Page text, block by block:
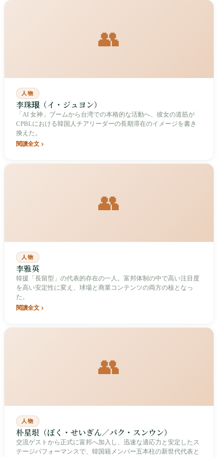
👥
人物
李珠珢（イ・ジュヨン）
「AI 女神」ブームから台湾での本格的な活動へ、彼女の道筋が
CPBLにおける韓国人チアリーダーの長期滞在のイメージを書き
換えた。
閱讀全文
👥
人物
李雅英
韓援「長留型」の代表的存在の一人。富邦体制の中で高い注目度
を高い安定性に変え、球場と商業コンテンツの両方の核となっ
た。
閱讀全文
👥
人物
朴星垠（ぼく・せいぎん／パク・スンウン）
交流ゲストから正式に富邦へ加入し、迅速な適応力と安定したス
テージパフォーマンスで、韓国籍メンバー五本柱の新世代代表と